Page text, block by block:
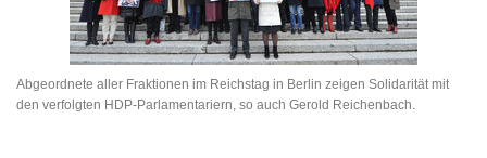
Abgeordnete aller Fraktionen im Reichstag in Berlin zeigen Solidarität mit
den verfolgten HDP-Parlamentariern, so auch Gerold Reichenbach.